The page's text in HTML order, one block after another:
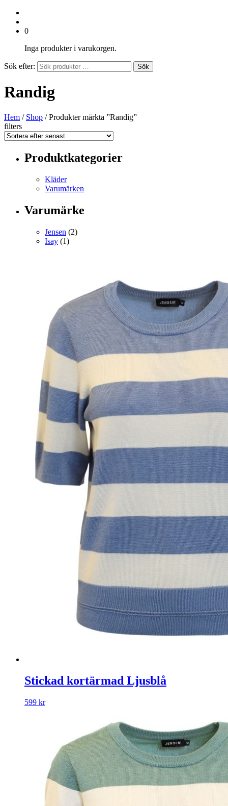
0
Inga produkter i varukorgen.
Sök efter: Sök
Randig
Hem / Shop / Produkter märkta ”Randig”
filters
Produktkategorier
Kläder
Varumärken
Varumärke
Jensen (2)
Isay (1)
Stickad kortärmad Ljusblå
599 kr